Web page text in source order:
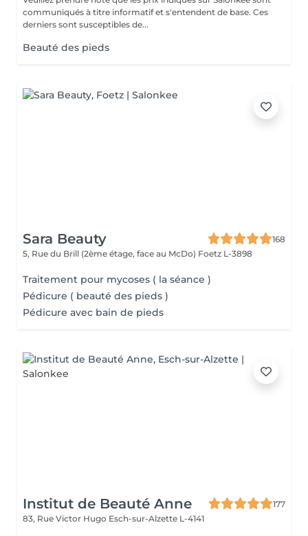
communiqués à titre informatif et s'entendent de base. Ces
derniers sont susceptibles de...
Beauté des pieds
Sara Beauty
168
5, Rue du Brill (2ème étage, face au McDo) Foetz L-3898
Traitement pour mycoses ( la séance )
Pédicure ( beauté des pieds )
Pédicure avec bain de pieds
Institut de Beauté Anne
177
83, Rue Victor Hugo Esch-sur-Alzette L-4141